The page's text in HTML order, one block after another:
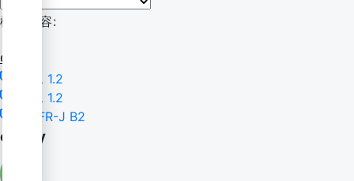
検索内容:
clarify
BSL 1.2
TSL 1.2
CEFR-J B2
clarify